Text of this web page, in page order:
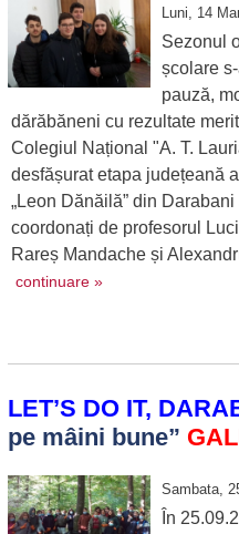
Luni, 14
Sezonul
școlare
pauză,
dărăbăneni cu rezultate
Colegiul Național "A. T.
desfășurat etapa județeană
„Leon Dănăilă” din
coordonați de profesorul
Rareș Mandache și
continuare »
LET’S DO IT,
pe mâini bune”
Sambata,
În